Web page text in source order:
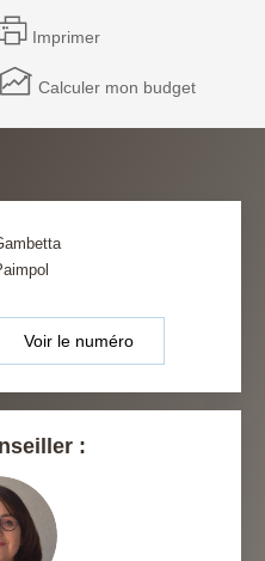
Imprimer
Calculer mon budget
Voir le numéro
: